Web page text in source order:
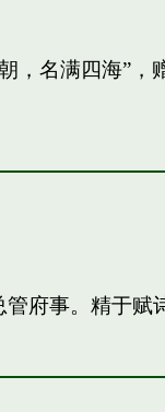
，名满四海”
府事。精于赋